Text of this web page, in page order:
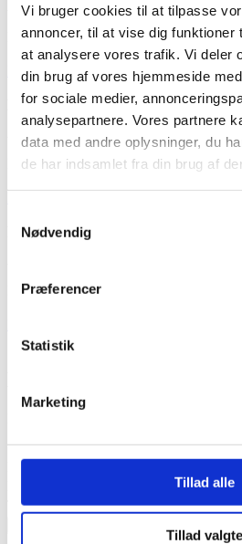
Vi bruger cookies til at tilpasse
annoncer, til at vise dig funktioner
at analysere vores trafik. Vi deler
din brug af vores hjemmeside
for sociale medier,
analysepartnere. Vores partnere
data med andre oplysninger, du
de har indsamlet fra din brug af
Nødvendig
Præferencer
Statistik
Marketing
Tillad alle
Tillad valgte
Vi har totalrenoveret denne dejlige
København. Kunden har truffet en lang
Læs mere
Lejlighed på Østerbro
Vi har renoveret hele denne flotte
København. Som en del af ...
Renovering af énfamiliehus
Nordsjælland. Arbejdet omfattede ...
Navn
Telefon